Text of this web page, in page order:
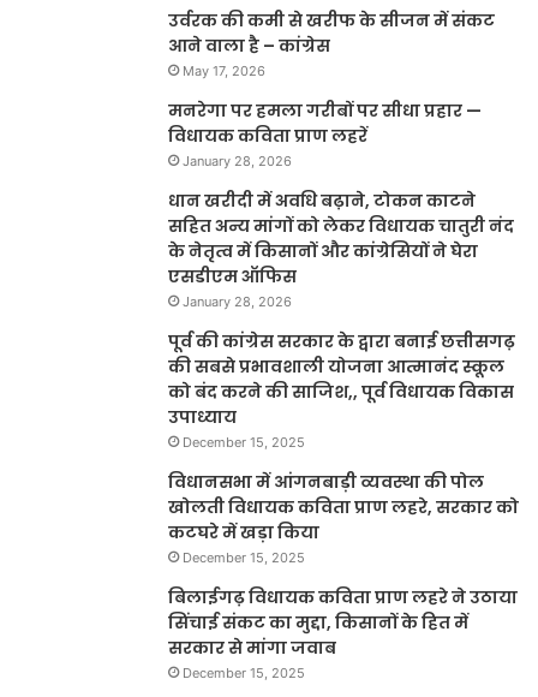
उर्वरक की कमी से खरीफ के सीजन में संकट
आने वाला है – कांग्रेस
May 17, 2026
मनरेगा पर हमला गरीबों पर सीधा प्रहार —
विधायक कविता प्राण लहरें
January 28, 2026
धान खरीदी में अवधि बढ़ाने, टोकन काटने
सहित अन्य मांगों को लेकर विधायक चातुरी नंद
के नेतृत्व में किसानों और कांग्रेसियों ने घेरा
एसडीएम ऑफिस
January 28, 2026
पूर्व की कांग्रेस सरकार के द्वारा बनाई छत्तीसगढ़
की सबसे प्रभावशाली योजना आत्मानंद स्कूल
को बंद करने की साजिश,, पूर्व विधायक विकास
उपाध्याय
December 15, 2025
विधानसभा में आंगनबाड़ी व्यवस्था की पोल
खोलती विधायक कविता प्राण लहरे, सरकार को
कटघरे में खड़ा किया
December 15, 2025
बिलाईगढ़ विधायक कविता प्राण लहरे ने उठाया
सिंचाई संकट का मुद्दा, किसानों के हित में
सरकार से मांगा जवाब
December 15, 2025